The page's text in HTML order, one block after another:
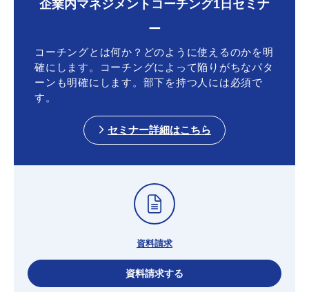
企業内マネジメントコーチング1日セミナ
ー
コーチングとは何か？どのように使えるのかを明
確にします。コーチングによって陥りがちなパタ
ーンも明確にします。部下を持つ人には必須で
す。
セミナー詳細はこちら
資料請求
資料請求する